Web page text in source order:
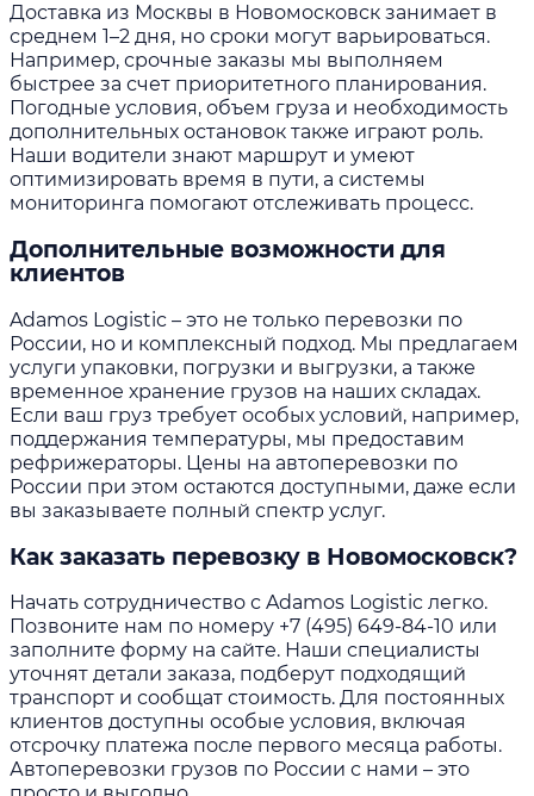
Доставка из Москвы в Новомосковск занимает в
среднем 1–2 дня, но сроки могут варьироваться.
Например, срочные заказы мы выполняем
быстрее за счет приоритетного планирования.
Погодные условия, объем груза и необходимость
дополнительных остановок также играют роль.
Наши водители знают маршрут и умеют
оптимизировать время в пути, а системы
мониторинга помогают отслеживать процесс.
Дополнительные возможности для
клиентов
Adamos Logistic – это не только перевозки по
России, но и комплексный подход. Мы предлагаем
услуги упаковки, погрузки и выгрузки, а также
временное хранение грузов на наших складах.
Если ваш груз требует особых условий, например,
поддержания температуры, мы предоставим
рефрижераторы. Цены на автоперевозки по
России при этом остаются доступными, даже если
вы заказываете полный спектр услуг.
Как заказать перевозку в Новомосковск?
Начать сотрудничество с Adamos Logistic легко.
Позвоните нам по номеру +7 (495) 649-84-10 или
заполните форму на сайте. Наши специалисты
уточнят детали заказа, подберут подходящий
транспорт и сообщат стоимость. Для постоянных
клиентов доступны особые условия, включая
отсрочку платежа после первого месяца работы.
Автоперевозки грузов по России с нами – это